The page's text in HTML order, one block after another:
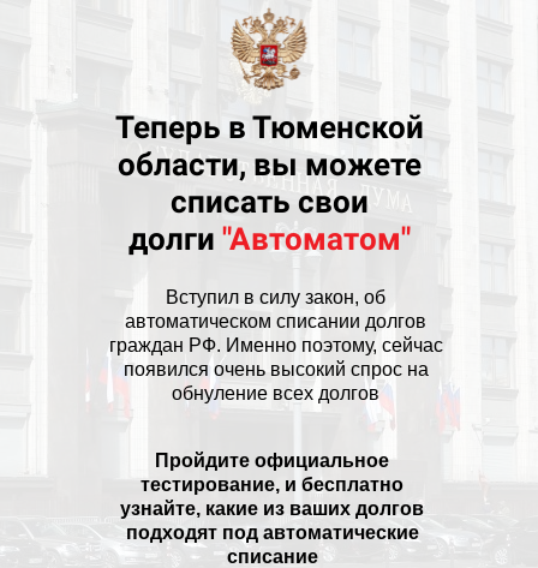
Теперь в Тюменской
области, вы можете
списать свои
долги "Автоматом"
Вступил в силу закон, об
автоматическом списании долгов
граждан РФ. Именно поэтому, сейчас
появился очень высокий спрос на
обнуление всех долгов
Пройдите официальное
тестирование, и бесплатно
узнайте, какие из ваших долгов
подходят под автоматические
списание